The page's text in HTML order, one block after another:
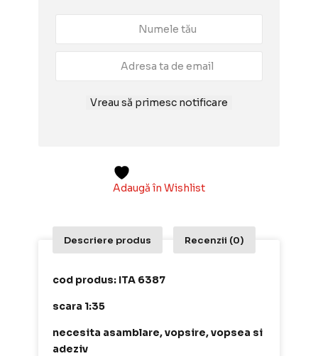
Vreau să primesc notificare
Adaugă în Wishlist
Descriere produs Recenzii (0)
cod produs: ITA 6387
scara 1:35
necesita asamblare, vopsire, vopsea si
adeziv